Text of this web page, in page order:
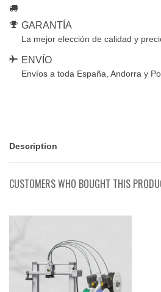
GARANTÍA
La mejor elección de calidad y
ENVÍO
Envíos a toda España, Andorra y
Description
CUSTOMERS WHO BOUGHT THIS